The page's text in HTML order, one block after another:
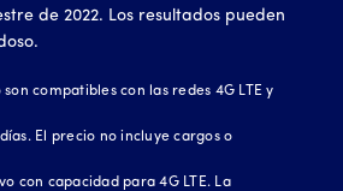
de 2022. Los resultados pueden
son compatibles con las redes 4G LTE y
El precio no incluye cargos o
con capacidad para 4G LTE. La